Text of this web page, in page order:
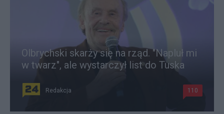
Olbrychski skarży się na rząd. "Napluł mi
w twarz", ale wystarczył list do Tuska
Redakcja 110